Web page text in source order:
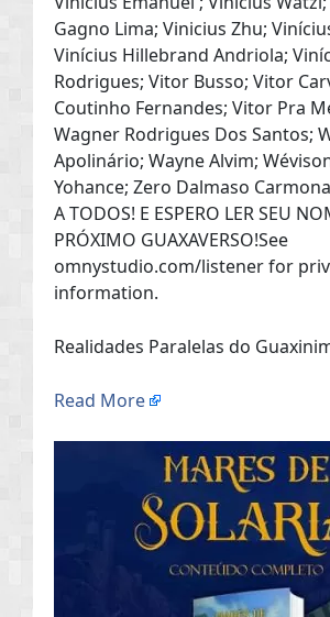
Gagno Lima; Vinicius Zhu;
Vinícius Hillebrand Andriola;
Rodrigues; Vitor Busso; Vitor
Coutinho Fernandes; Vitor Pra
Wagner Rodrigues Dos Santos;
Apolinário; Wayne Alvim;
Yohance; Zero Dalmaso
A TODOS! E ESPERO LER SEU
PRÓXIMO GUAXAVERSO!See
omnystudio.com/listener for
information.
Realidades Paralelas do
Read More